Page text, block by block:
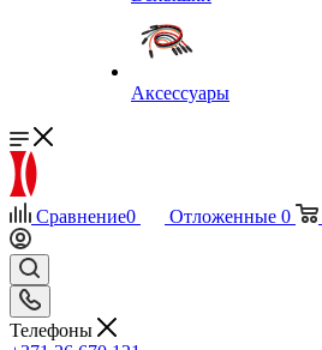
Аксессуары
Сравнение0 Отложенные 0
Телефоны